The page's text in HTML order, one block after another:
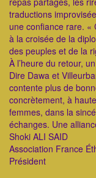
traductions
une confiance rare. «
à la croisée de la
des peuples et de la
À l’heure du retour,
Dire Dawa et
contente plus de
concrètement, à
femmes, dans la
échanges. Une
Shoki ALI SAID
Association France
Président